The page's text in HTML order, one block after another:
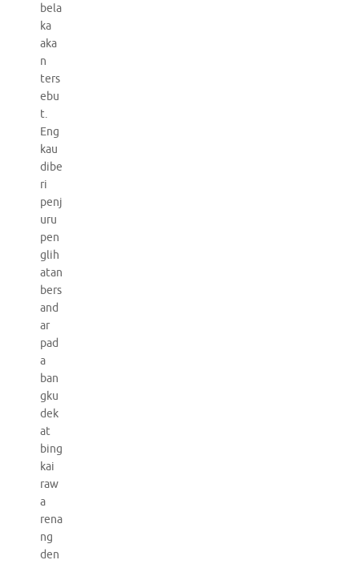
bela
ka
aka
n
ters
ebu
t.
Eng
kau
dibe
ri
penj
uru
pen
glih
atan
bers
and
ar
pad
a
ban
gku
dek
at
bing
kai
raw
a
rena
ng
den